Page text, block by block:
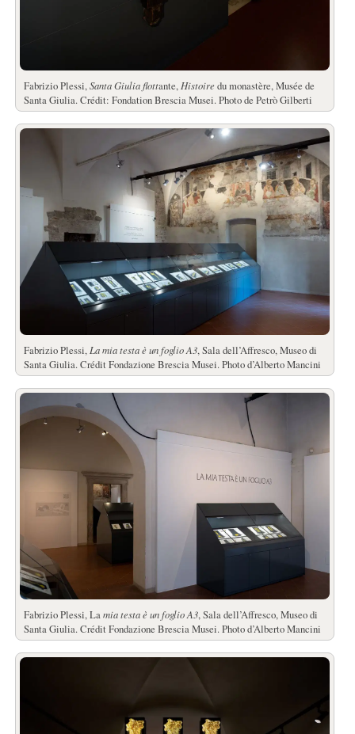
Fabrizio Plessi,Santa Giulia flottante, Histoire du monastère, Musée de
Santa Giulia. Crédit: Fondation Brescia Musei. Photo de Petrò Gilberti
Fabrizio Plessi, La mia testa è un foglio A3, Sala dell’Affresco, Museo di
Santa Giulia. Crédit Fondazione Brescia Musei. Photo d’Alberto Mancini
Fabrizio Plessi, Lamia testa è un foglio A3, Sala dell’Affresco, Museo di
Santa Giulia. Crédit Fondazione Brescia Musei. Photo d’Alberto Mancini